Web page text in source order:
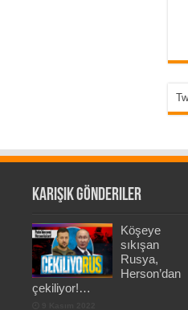
Karışık Gönderiler
Köşeye
sıkışan
Rusya,
Herson’dan
çekiliyor!…